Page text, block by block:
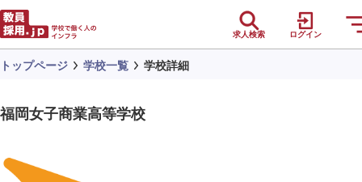
求人検索 ログイン
トップページ 学校一覧 学校詳細
福岡女子商業高等学校